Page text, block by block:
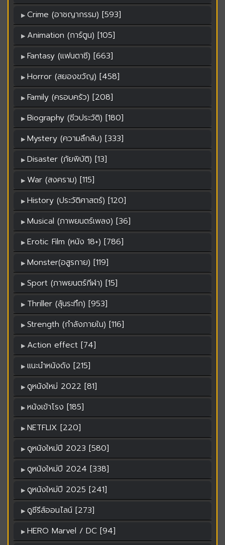
Crime (อาชญากรรม) [593]
Animation (การ์ตูน) [105]
Fantasy (แฟนตาซี) [663]
Horror (สยองขวัญ) [458]
Family (ครอบครัว) [208]
Biography (ชีวประวัติ) [180]
Mystery (ความลึกลับ) [333]
Disaster (ภัยพิบัติ) [13]
War (สงคราม) [115]
History (ประวัติศาสตร์) [120]
Musical (ภาพยนตร์เพลง) [36]
Erotic Film (หนัง 18+) [786]
Monster(อสูรกาย) [119]
Sport (ภาพยนตร์กีฬา) [15]
Thriller (ลุ้นระทึก) [953]
Strength (กำลังภายใน) [116]
Action effect [74]
แนะนำหนังดัง [215]
ดูหนังใหม่ 2022 [81]
หนังเข้าโรง [185]
NETFLIX [220]
ดูหนังใหม่ปี 2023 [580]
ดูหนังใหม่ปี 2024 [338]
ดูหนังใหม่ปี 2025 [241]
ดูซีรีส์ออนไลน์ [273]
HERO Marvel / DC [94]